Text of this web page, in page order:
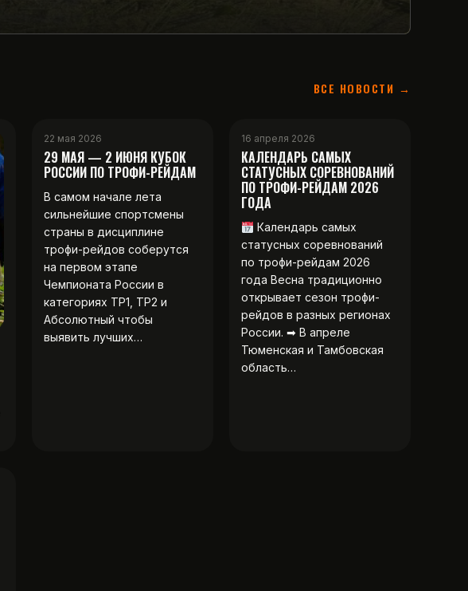
ВСЕ НОВОСТИ →
22 мая 2026
29 МАЯ — 2 ИЮНЯ КУБОК
РОССИИ ПО ТРОФИ-РЕЙДАМ
В самом начале лета
сильнейшие спортсмены
страны в дисциплине
трофи-рейдов соберутся
на первом этапе
Чемпионата России в
категориях ТР1, ТР2 и
Абсолютный чтобы
выявить лучших…
16 апреля 2026
КАЛЕНДАРЬ САМЫХ
СТАТУСНЫХ СОРЕВНОВАНИЙ
ПО ТРОФИ-РЕЙДАМ 2026
ГОДА
Календарь самых
статусных соревнований
по трофи-рейдам 2026
года Весна традиционно
открывает сезон трофи-
рейдов в разных регионах
России. ➡ В апреле
Тюменская и Тамбовская
область…